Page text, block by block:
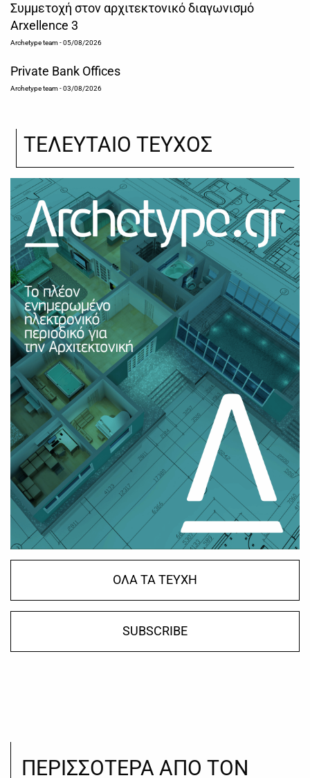
Συμμετοχή στον αρχιτεκτονικό διαγωνισμό
Arxellence 3
Archetype team- 05/08/2026
Private Bank Offices
Archetype team- 03/08/2026
ΤΕΛΕΥΤΑΙΟ ΤΕΥΧΟΣ
ΟΛΑ ΤΑ ΤΕΥΧΗ
SUBSCRIBE
ΠΕΡΙΣΣΟΤΕΡΑ ΑΠΟ ΤΟΝ